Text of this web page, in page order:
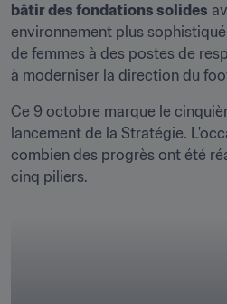
bâtir des fondations solides
environnement plus
de femmes à des postes de
à moderniser la direction du
Ce 9 octobre marque le
lancement de la Stratégie.
combien des progrès ont été
cinq piliers.